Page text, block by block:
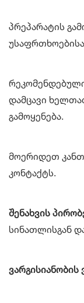
პრეპარატის
უსაფრთხოებისა
დამცავი
გამოყენება.
მოერიდეთ
კონტაქტს.
შენახვის
სინათლისგან
ვარგისიანობის